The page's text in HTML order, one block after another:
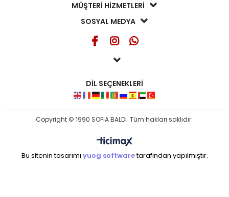
MÜŞTERİ HİZMETLERİ
SOSYAL MEDYA
DİL SEÇENEKLERİ
Copyright © 1990 SOFIA BALDI Tüm hakları saklıdır.
Bu sitenin tasarımı yuog softwaretarafından yapılmıştır.